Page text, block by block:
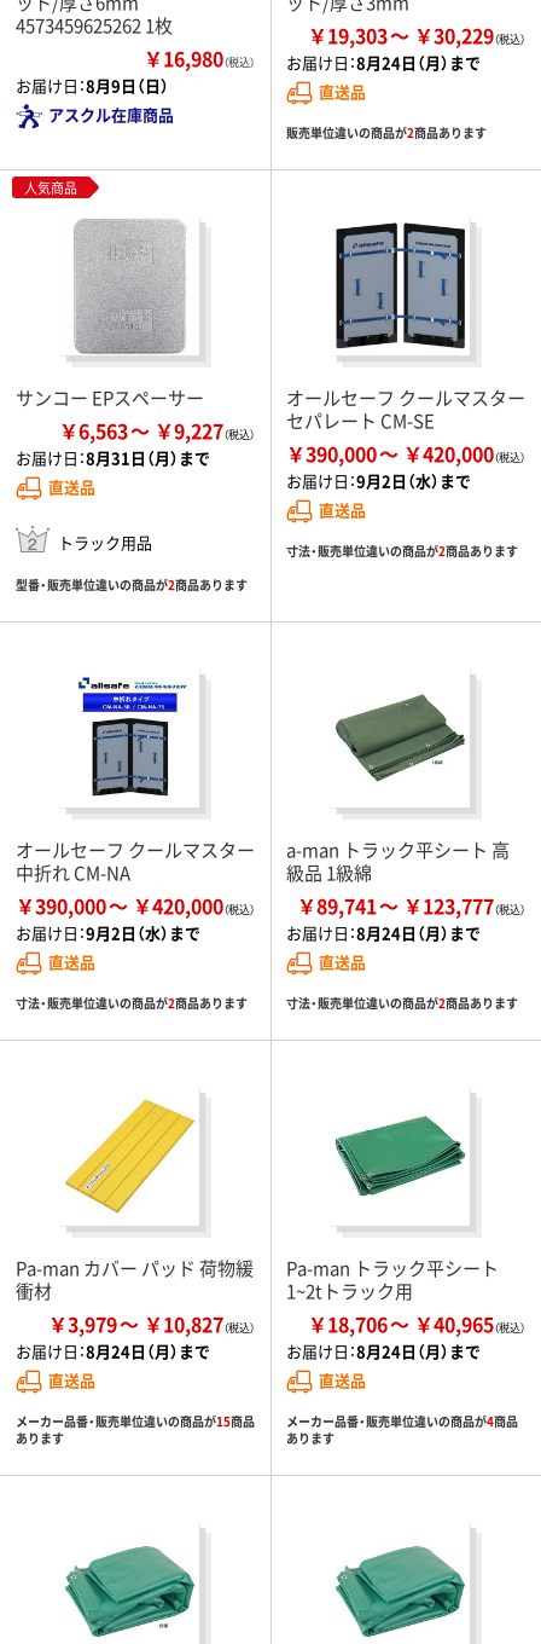
4573459625262 1枚
￥16,980（税込）
お届け日：8月9日（日）
アスクル在庫商品
￥19,303 ￥30,229
お届け日：8月24日（月）まで
直送品
販売単位違いの商品が2商品あります
人気商品
サンコー EPスペーサー
￥6,563 ￥9,227
お届け日：8月31日（月）まで
直送品
トラック用品
型番・販売単位違いの商品が2商品あります
オールセーフ クールマスター
セパレート CM-SE
￥390,000 ￥420,000
お届け日：9月2日（水）まで
直送品
寸法・販売単位違いの商品が2商品あります
オールセーフ クールマスター
中折れ CM-NA
￥390,000 ￥420,000
お届け日：9月2日（水）まで
直送品
寸法・販売単位違いの商品が2商品あります
a-man トラック平シート 高
級品 1級綿
￥89,741 ￥123,777
お届け日：8月24日（月）まで
直送品
寸法・販売単位違いの商品が2商品あります
Pa-man カバー パッド 荷物緩
衝材
￥3,979 ￥10,827
お届け日：8月24日（月）まで
直送品
メーカー品番・販売単位違いの商品が15商品
あります
Pa-man トラック平シート
1~2tトラック用
￥18,706 ￥40,965
お届け日：8月24日（月）まで
直送品
メーカー品番・販売単位違いの商品が4商品
あります